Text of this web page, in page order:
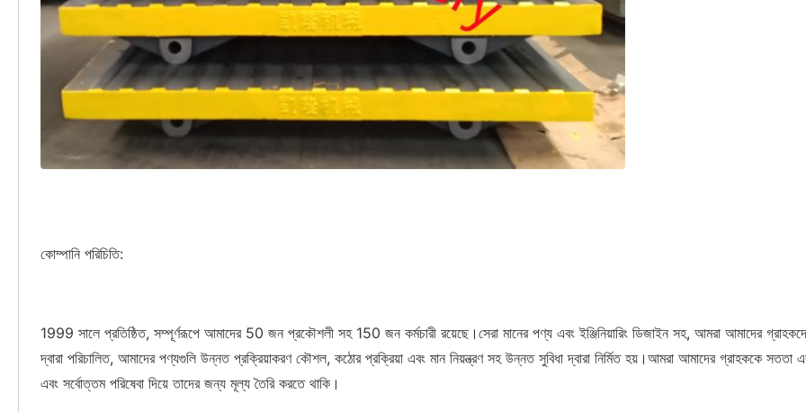
কোম্পানি পরিচিতি:
1999 সালে প্রতিষ্ঠিত, সম্পূর্ণরূপে আমাদের 50 জন প্রকৌশলী সহ 150 জন কর্মচারী রয়েছে।সেরা মানের পণ্য এবং ইঞ্জিনিয়ারিং ডিজাইন সহ, আমরা আমাদের
দ্বারা পরিচালিত, আমাদের পণ্যগুলি উন্নত প্রক্রিয়াকরণ কৌশল, কঠোর প্রক্রিয়া এবং মান নিয়ন্ত্রণ সহ উন্নত সুবিধা দ্বারা নির্মিত হয়।আমরা আমাদের গ্রাহককে
এবং সর্বোত্তম পরিষেবা দিয়ে তাদের জন্য মূল্য তৈরি করতে থাকি।